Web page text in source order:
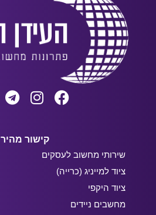
קישור מהיר
שירותי מחשוב לעסקים
ציוד למייניג (כרייה)
ציוד היקפי
מחשבים ניידים